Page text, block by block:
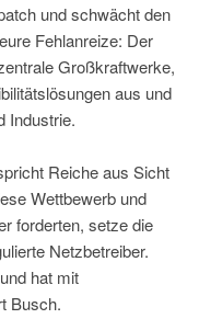
und schwächt den
Fehlanreize: Der
Großkraftwerke,
aus und
Industrie.
Reiche aus Sicht
Wettbewerb und
forderten, setze die
Netzbetreiber.
hat mit
Busch.